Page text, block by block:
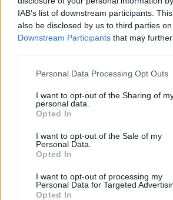
IAB’s list of downstream participants.
also be disclosed by us to third parties
Downstream Participants that may
Personal Data Processing Opt Outs
I want to opt-out of the Sharing of
personal data.
Opted In
I want to opt-out of the Sale of my
Personal Data.
Opted In
I want to opt-out of processing my
Personal Data for Targeted
Opted In